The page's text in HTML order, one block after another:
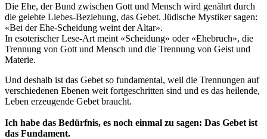
Die Ehe, der Bund zwischen Gott und Mensch wird genährt durch
die gelebte Liebes-Beziehung, das Gebet. Jüdische Mystiker sagen:
«Bei der Ehe-Scheidung weint der Altar».
In esoterischer Lese-Art meint «Scheidung» oder «Ehebruch», die
Trennung von Gott und Mensch und die Trennung von Geist und
Materie.
Und deshalb ist das Gebet so fundamental, weil die Trennungen auf
verschiedenen Ebenen weit fortgeschritten sind und es das heilende,
Leben erzeugende Gebet braucht.
Ich habe das Bedürfnis, es noch einmal zu sagen: Das Gebet ist
das Fundament.